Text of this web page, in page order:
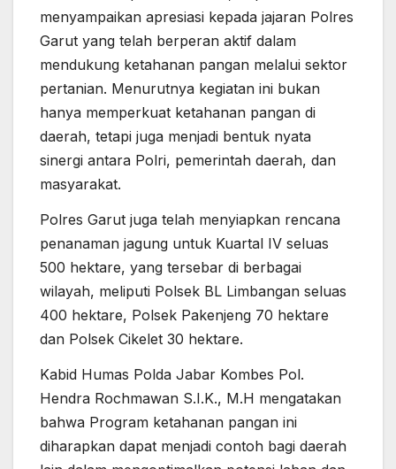
menyampaikan apresiasi kepada jajaran Polres
Garut yang telah berperan aktif dalam
mendukung ketahanan pangan melalui sektor
pertanian. Menurutnya kegiatan ini bukan
hanya memperkuat ketahanan pangan di
daerah, tetapi juga menjadi bentuk nyata
sinergi antara Polri, pemerintah daerah, dan
masyarakat.
Polres Garut juga telah menyiapkan rencana
penanaman jagung untuk Kuartal IV seluas
500 hektare, yang tersebar di berbagai
wilayah, meliputi Polsek BL Limbangan seluas
400 hektare, Polsek Pakenjeng 70 hektare
dan Polsek Cikelet 30 hektare.
Kabid Humas Polda Jabar Kombes Pol.
Hendra Rochmawan S.I.K., M.H mengatakan
bahwa Program ketahanan pangan ini
diharapkan dapat menjadi contoh bagi daerah